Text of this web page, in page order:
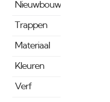
Nieuwbouw
Trappen
Materiaal
Kleuren
Verf